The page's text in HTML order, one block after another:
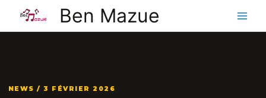
contenu
Ben Mazue
NEWS / 3 FÉVRIER 2026